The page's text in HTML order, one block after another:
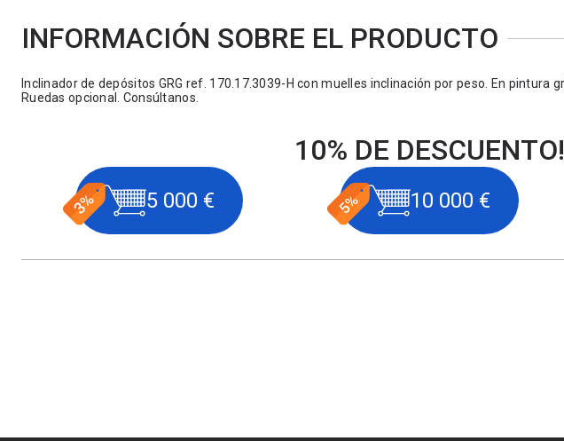
INFORMACIÓN SOBRE EL PRODUCTO
Inclinador de depósitos GRG ref. 170.17.3039-H con muelles inclinación por peso. En pintura
Ruedas opcional. Consúltanos.
10% DE DESCUENTO!
5 000 € 10 000 €